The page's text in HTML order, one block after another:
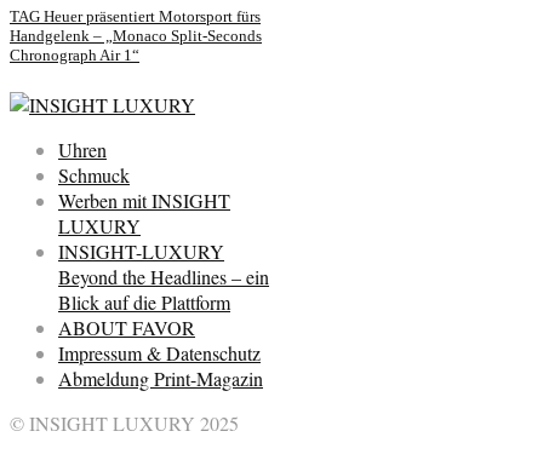
TAG Heuer präsentiert Motorsport fürs
Handgelenk – „Monaco Split-Seconds
Chronograph Air 1“
Uhren
Schmuck
Werben mit INSIGHT
LUXURY
INSIGHT-LUXURY
Beyond the Headlines – ein
Blick auf die Plattform
ABOUT FAVOR
Impressum & Datenschutz
Abmeldung Print-Magazin
© INSIGHT LUXURY 2025